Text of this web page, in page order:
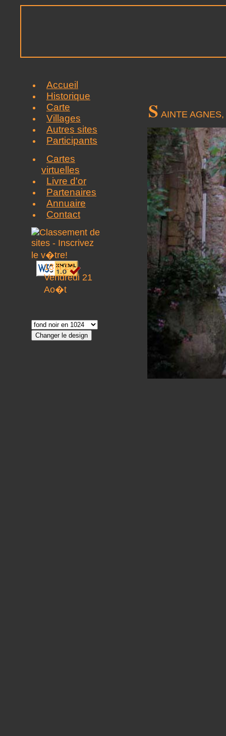
Accueil
Historique
Carte
Villages
Autres sites
Participants
Cartes
virtuelles
Livre d'or
Partenaires
Annuaire
Contact
13 h 23
Vendredi 21
Ao�t
S AINTE